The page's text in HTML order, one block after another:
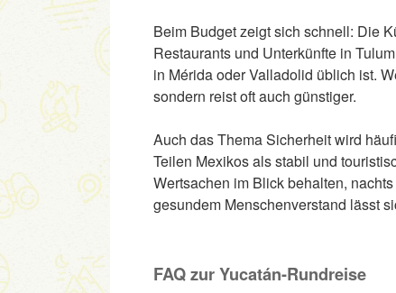
Beim Budget zeigt sich schnell: Die
Restaurants und Unterkünfte in
in Mérida oder Valladolid üblich ist.
sondern reist oft auch günstiger.
Auch das Thema Sicherheit wird
Teilen Mexikos als stabil und
Wertsachen im Blick behalten,
gesundem Menschenverstand lässt
FAQ zur Yucatán-Rundreise